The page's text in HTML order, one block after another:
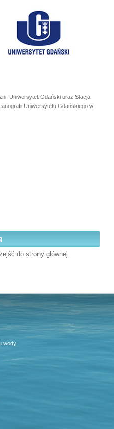
Uniwersytet Gdański oraz Stacja
Uniwersytetu Gdańskiego w
do strony głównej.
wody